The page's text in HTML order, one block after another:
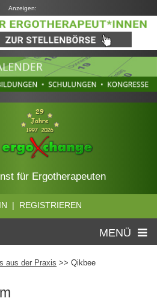
Anzeigen:
für Ergotherapeuten
| REGISTRIEREN
MENÜ
aus der Praxis >> Qikbee